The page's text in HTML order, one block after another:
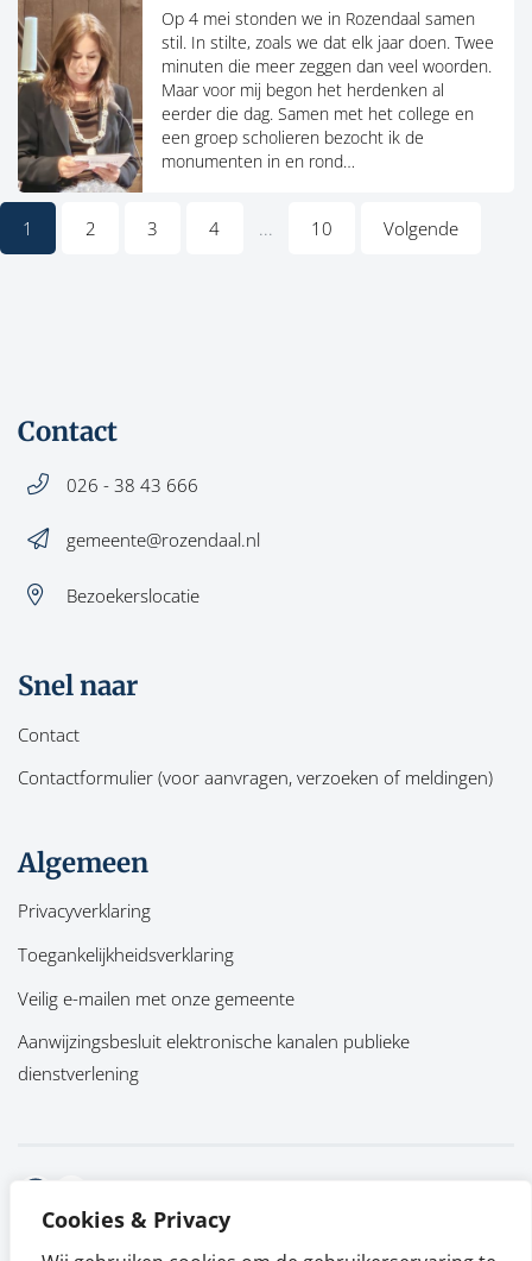
Cookies & Privacy
Op 4 mei stonden we in Rozendaal samen
stil. In stilte, zoals we dat elk jaar doen. Twee
minuten die meer zeggen dan veel woorden.
Maar voor mij begon het herdenken al
eerder die dag. Samen met het college en
een groep scholieren bezocht ik de
monumenten in en rond…
1 2 3 4 ... 10 Volgende
Contact
026 - 38 43 666
gemeente@rozendaal.nl
Bezoekerslocatie
Snel naar
Contact
Contactformulier (voor aanvragen, verzoeken of meldingen)
Algemeen
Privacyverklaring
Toegankelijkheidsverklaring
Veilig e-mailen met onze gemeente
Aanwijzingsbesluit elektronische kanalen publieke
dienstverlening
Facebook